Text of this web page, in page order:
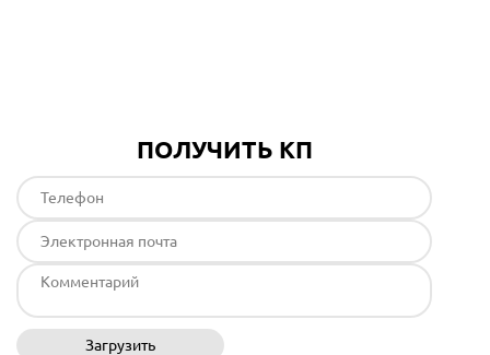
ПОЛУЧИТЬ КП
Загрузить